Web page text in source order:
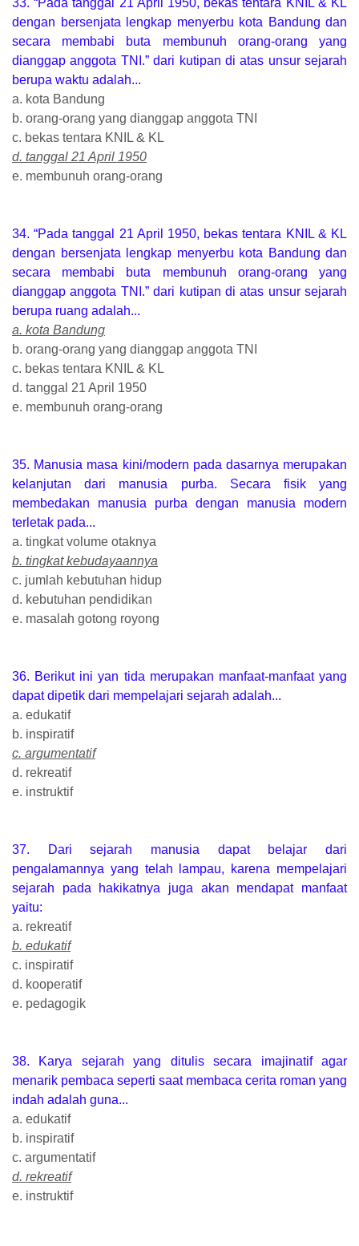
33. “Pada tanggal 21 April 1950, bekas tentara KNIL & KL
dengan bersenjata lengkap menyerbu kota Bandung dan
secara membabi buta membunuh orang-orang yang
dianggap anggota TNI.” dari kutipan di atas unsur sejarah
berupa waktu adalah...
a. kota Bandung
b. orang-orang yang dianggap anggota TNI
c. bekas tentara KNIL & KL
d. tanggal 21 April 1950
e. membunuh orang-orang
34. “Pada tanggal 21 April 1950, bekas tentara KNIL & KL
dengan bersenjata lengkap menyerbu kota Bandung dan
secara membabi buta membunuh orang-orang yang
dianggap anggota TNI.” dari kutipan di atas unsur sejarah
berupa ruang adalah...
a. kota Bandung
b. orang-orang yang dianggap anggota TNI
c. bekas tentara KNIL & KL
d. tanggal 21 April 1950
e. membunuh orang-orang
35. Manusia masa kini/modern pada dasarnya merupakan
kelanjutan dari manusia purba. Secara fisik yang
membedakan manusia purba dengan manusia modern
terletak pada...
a. tingkat volume otaknya
b. tingkat kebudayaannya
c. jumlah kebutuhan hidup
d. kebutuhan pendidikan
e. masalah gotong royong
36. Berikut ini yan tida merupakan manfaat-manfaat yang
dapat dipetik dari mempelajari sejarah adalah...
a. edukatif
b. inspiratif
c. argumentatif
d. rekreatif
e. instruktif
37. Dari sejarah manusia dapat belajar dari
pengalamannya yang telah lampau, karena mempelajari
sejarah pada hakikatnya juga akan mendapat manfaat
yaitu:
a. rekreatif
b. edukatif
c. inspiratif
d. kooperatif
e. pedagogik
38. Karya sejarah yang ditulis secara imajinatif agar
menarik pembaca seperti saat membaca cerita roman yang
indah adalah guna...
a. edukatif
b. inspiratif
c. argumentatif
d. rekreatif
e. instruktif